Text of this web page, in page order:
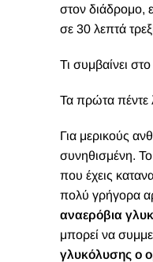
στον διάδρομο,
σε 30 λεπτά
Τι συμβαίνει
Τα πρώτα πέντε
Για μερικούς
συνηθισμένη.
που έχεις
πολύ γρήγορα
αναερόβια
μπορεί να
γλυκόλυσης ο